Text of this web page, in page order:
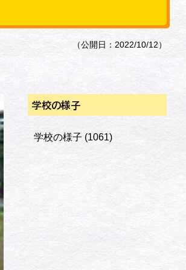
（公開日：2022/10/12）
学校の様子
学校の様子 (1061)